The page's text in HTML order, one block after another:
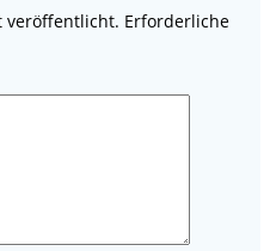
veröffentlicht. Erforderliche